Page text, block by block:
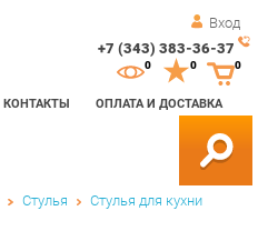
Вход
+7 (343) 383-36-37
КОНТАКТЫ ОПЛАТА И ДОСТАВКА
0 0
Стулья Стулья для кухни